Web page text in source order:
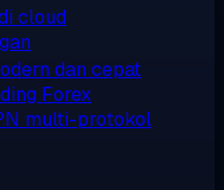
cloud
dan cepat
Forex
multi-protokol